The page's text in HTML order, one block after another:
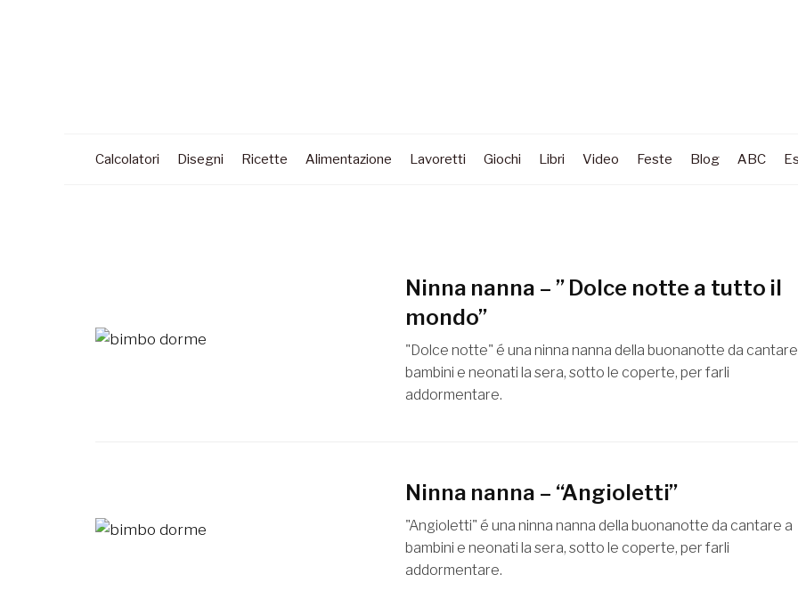
Calcolatori Disegni Ricette Alimentazione Lavoretti Giochi Libri Video Feste Blog ABC
Ninna nanna – ” Dolce notte a tutto il
mondo”
"Dolce notte" é una ninna nanna della buonanotte da
bambini e neonati la sera, sotto le coperte, per farli
addormentare.
Ninna nanna – “Angioletti”
"Angioletti" é una ninna nanna della buonanotte da cantare a
bambini e neonati la sera, sotto le coperte, per farli
addormentare.